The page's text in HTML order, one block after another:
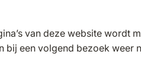
van deze website wordt
een volgend bezoek weer